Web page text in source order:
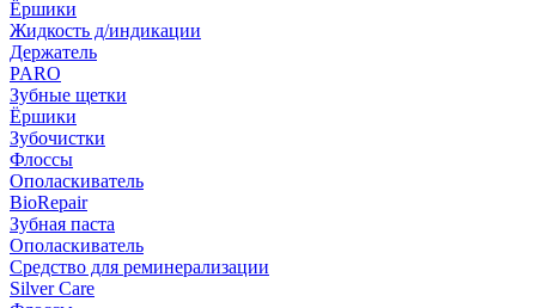
Ёршики
Жидкость д/индикации
Держатель
PARO
Зубные щетки
Ёршики
Зубочистки
Флоссы
Ополаскиватель
BioRepair
Зубная паста
Ополаскиватель
Средство для реминерализации
Silver Care